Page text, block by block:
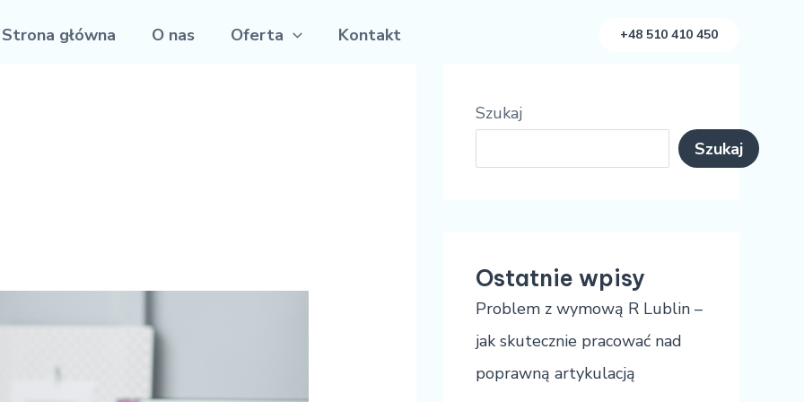
Strona główna O nas Oferta Kontakt +48 510 410 450
Szukaj
Szukaj
Ostatnie wpisy
Problem z wymową R Lublin –
jak skutecznie pracować nad
poprawną artykulacją